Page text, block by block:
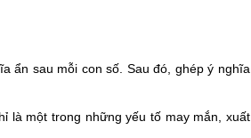
ẩn sau mỗi con số. Sau đó, ghép ý nghĩa
là một trong những yếu tố may mắn, xuất